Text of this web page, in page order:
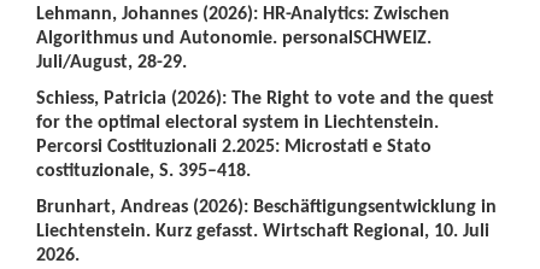
Lehmann, Johannes (2026): HR-Analytics: Zwischen
Algorithmus und Autonomie. personalSCHWEIZ.
Juli/August, 28-29.
Schiess, Patricia (2026): The Right to vote and the quest
for the optimal electoral system in Liechtenstein.
Percorsi Costituzionali 2.2025: Microstati e Stato
costituzionale, S. 395–418.
Brunhart, Andreas (2026): Beschäftigungsentwicklung in
Liechtenstein. Kurz gefasst. Wirtschaft Regional, 10. Juli
2026.